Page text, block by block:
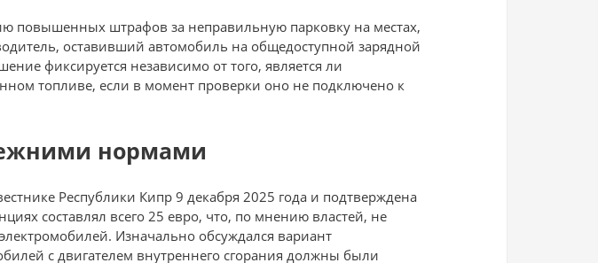
повышенных штрафов за неправильную парковку на местах,
оставивший автомобиль на общедоступной зарядной
фиксируется независимо от того, является ли
топливе, если в момент проверки оно не подключено к
нормами
Республики Кипр 9 декабря 2025 года и подтверждена
составлял всего 25 евро, что, по мнению властей, не
Изначально обсуждался вариант
с двигателем внутреннего сгорания должны были